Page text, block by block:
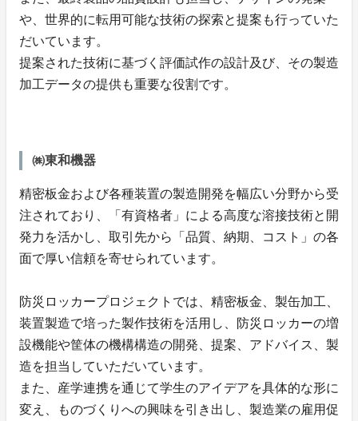
や、世界的に転用可能な技術の探索と提案も行っていた
だいています。
提案された技術に基づく評価試作の設計及び、その製造
加工データの提供も重要な役割です。
㈱東和機器
精密板金および各種装置の製造開発を幅広い分野から受
注されており、「有資格者」による高度な溶接技術と開
発力を活かし、取引先から「品質、納期、コスト」の各
面で厚い信頼を寄せられています。
防災ロッカープロジェクトでは、精密板金、製缶加工、
装置製造で培った製作技術を活用し、防災ロッカーの増
設機能や筐体の機構構造の開発、提案、アドバイス、製
造を担当していただいています。
また、産学連携を通じて学生のアイデアを具体的な形に
変え、ものづくりへの興味を引き出し、製造業の雇用促